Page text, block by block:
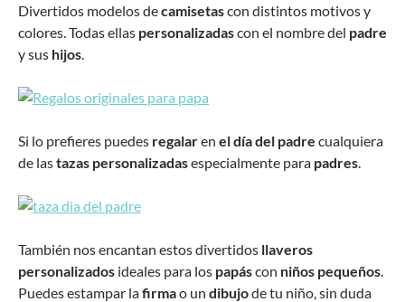
Divertidos modelos decamisetascon distintos motivos y
colores. Todas ellas personalizadascon el nombre del padre
y sus hijos
Si lo prefieres puedes regalaren el día del padre cualquiera
de lastazas personalizadasespecialmente para padres
También nos encantan estos divertidos llaveros
personalizados ideales para los papáscon niños pequeños
Puedes estampar lafirmao un dibujode tu niño, sin duda